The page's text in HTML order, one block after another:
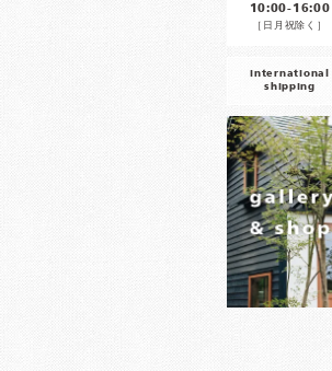
10:00-16:00
［日月祝除く］
international
shipping